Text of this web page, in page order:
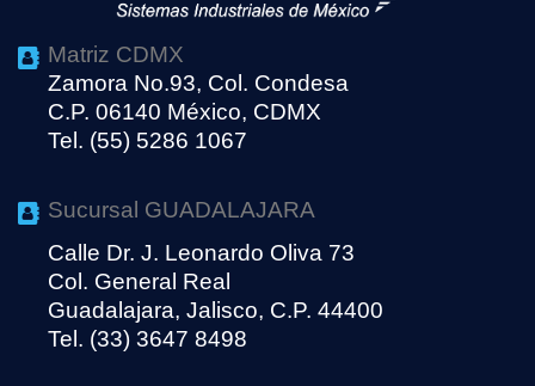
Matriz CDMX
Zamora No.93, Col. Condesa
C.P. 06140 México, CDMX
Tel. (55) 5286 1067
Sucursal GUADALAJARA
Calle Dr. J. Leonardo Oliva 73
Col. General Real
Guadalajara, Jalisco, C.P. 44400
Tel. (33) 3647 8498